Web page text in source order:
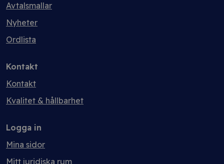
Avtalsmallar
Nyheter
Ordlista
Kontakt
Kontakt
Kvalitet & hållbarhet
Logga in
Mina sidor
Mitt juridiska rum